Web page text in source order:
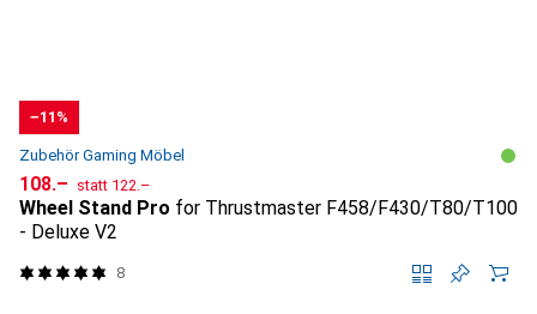
−11%
Zubehör Gaming Möbel
CHF
108.– statt CHF
122.–
Wheel Stand Pro for Thrustmaster F458/F430/T80/T100
- Deluxe V2
8